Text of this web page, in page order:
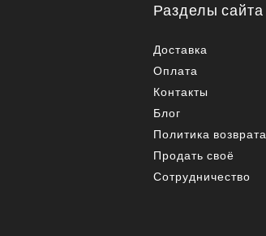
Разделы сайта
Доставка
Оплата
Контакты
Блог
Политика возврата
Продать своё
Сотрудничество